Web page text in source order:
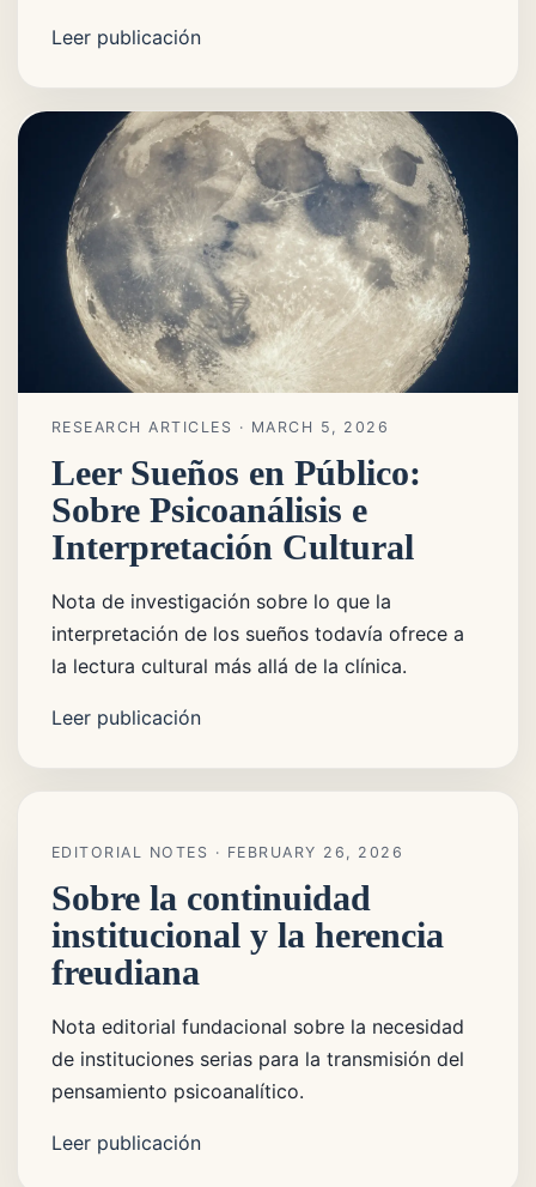
Leer publicación
RESEARCH ARTICLES · MARCH 5, 2026
Leer Sueños en Público:
Sobre Psicoanálisis e
Interpretación Cultural
Nota de investigación sobre lo que la
interpretación de los sueños todavía ofrece a
la lectura cultural más allá de la clínica.
Leer publicación
EDITORIAL NOTES · FEBRUARY 26, 2026
Sobre la continuidad
institucional y la herencia
freudiana
Nota editorial fundacional sobre la necesidad
de instituciones serias para la transmisión del
pensamiento psicoanalítico.
Leer publicación